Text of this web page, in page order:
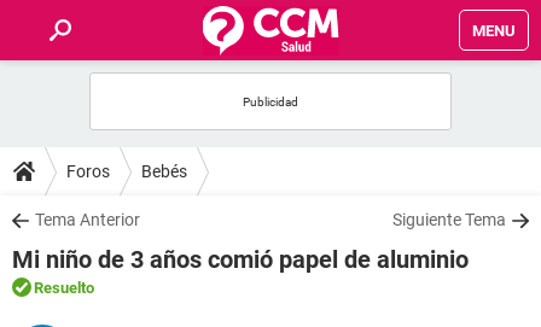
MENU
FOROS
SALUD
FAMILIA
Foros Bebés
Tema Anterior Siguiente Tema
Mi niño de 3 años comió papel de aluminio
Resuelto